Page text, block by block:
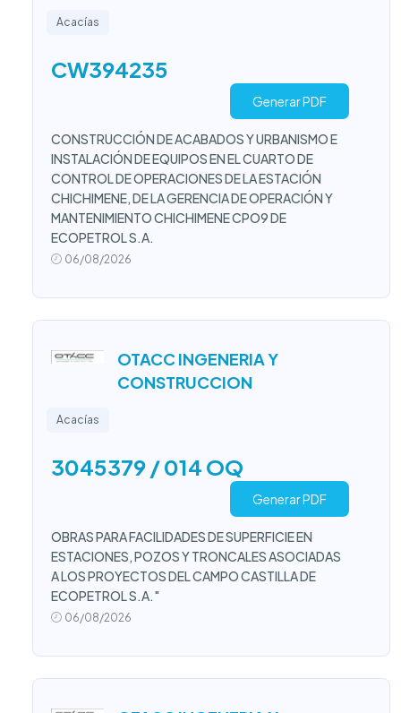
Acacías
CW394235
Generar PDF
CONSTRUCCIÓN DE ACABADOS Y URBANISMO E
INSTALACIÓN DE EQUIPOS EN EL CUARTO DE
CONTROL DE OPERACIONES DE LA ESTACIÓN
CHICHIMENE, DE LA GERENCIA DE OPERACIÓN Y
MANTENIMIENTO CHICHIMENE CPO9 DE
ECOPETROL S.A.
06/08/2026
OTACC INGENERIA Y
CONSTRUCCION
Acacías
3045379 / 014 OQ
Generar PDF
OBRAS PARA FACILIDADES DE SUPERFICIE EN
ESTACIONES, POZOS Y TRONCALES ASOCIADAS
A LOS PROYECTOS DEL CAMPO CASTILLA DE
ECOPETROL S.A."
06/08/2026